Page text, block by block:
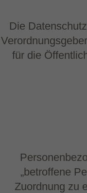
Die
für die
„betroffene
Zuordnung zu